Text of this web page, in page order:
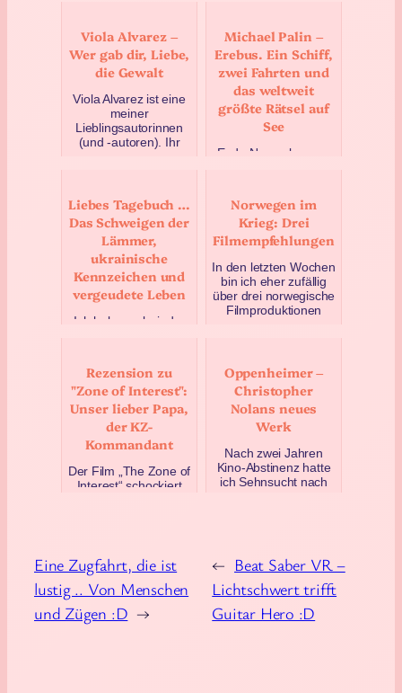
Rezension zu
"Zone of Interest":
Unser lieber Papa,
der KZ-
Kommandant
Der Film „The Zone of
Interest“ schockiert
Juni 1, 2025
Norwegen im
Krieg: Drei
Filmempfehlungen
In den letzten Wochen
bin ich eher zufällig
über drei norwegische
Filmproduktionen
Oppenheimer –
Christopher
Nolans neues
Werk
Nach zwei Jahren
Kino-Abstinenz hatte
ich Sehnsucht nach
Juli 24, 2023
Viola Alvarez –
Wer gab dir, Liebe,
die Gewalt
Viola Alvarez ist eine
meiner
Lieblingsautorinnen
(und -autoren). Ihr
Juni 7, 2023
Michael Palin –
Erebus. Ein Schiff,
zwei Fahrten und
das weltweit
größte Rätsel auf
See
Ende November war
einen Termin – Info
folgt – und wir war…
Dezember 21, 2022
Liebes Tagebuch …
Das Schweigen der
Lämmer,
ukrainische
Kennzeichen und
vergeudete Leben
Ich habe mal wieder
meinen Blog als
Tagebuch zu
missbrauchen.
Während …
Mai 6, 2022
← Beat Saber VR –
Lichtschwert trifft
Guitar Hero :D
Eine Zugfahrt, die ist
lustig .. Von Menschen
und Zügen :D →